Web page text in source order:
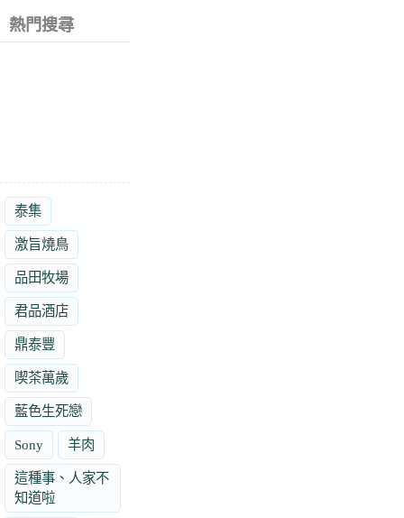
熱門搜尋
泰集
激旨燒鳥
品田牧場
君品酒店
鼎泰豐
喫茶萬歲
藍色生死戀
Sony 羊肉
這種事、人家不
知道啦